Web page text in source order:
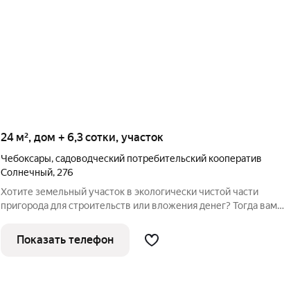
24 м², дом + 6,3 сотки, участок
Чебоксары,садоводческий потребительский кооператив
Солнечный, 276
Хотите земельный участок в экологически чистой части
пригорода для строительств или вложения денег? Тогда вам
некоммерческом товариществе "Солнечный" Назначение земель
(СНТ) площадь участка
Показать телефон